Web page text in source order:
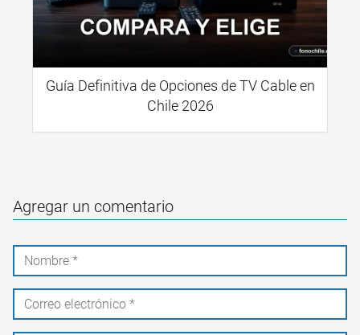
Guía Definitiva de Opciones de TV Cable en
Chile 2026
Agregar un comentario